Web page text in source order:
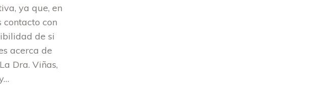
ya que, en
contacto con
de si
acerca de
Dra. Viñas,